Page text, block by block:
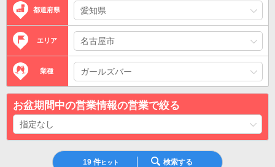
都道府県
エリア
業種
お盆期間中の営業情報の営業で絞る
19 件ヒット 検索する